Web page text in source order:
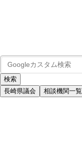
長崎県議会 相談機関一覧